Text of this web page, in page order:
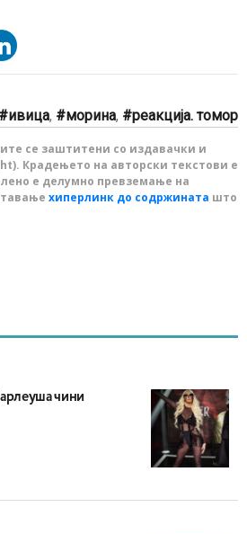
ивица, морина, реакција. томор
се заштитени со издавачки и
Крадењето на авторски текстови е
е делумно превземање на
хиперлинк до содржината што
чини